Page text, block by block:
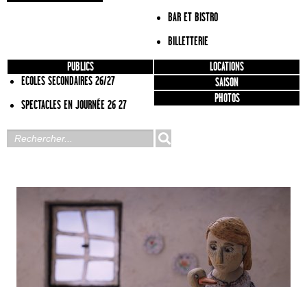
BAR ET BISTRO
BILLETTERIE
PUBLICS
ECOLES SECONDAIRES 26/27
SPECTACLES EN JOURNÉE 26 27
LOCATIONS
SAISON
PHOTOS